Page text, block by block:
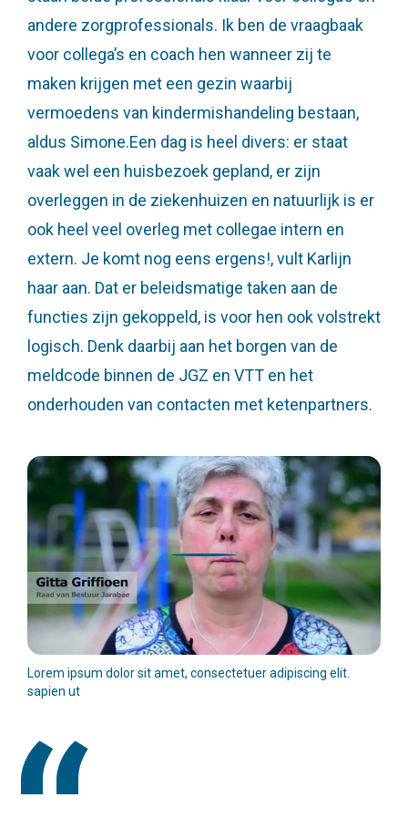
andere zorgprofessionals. Ik ben de vraagbaak
voor collega’s en coach hen wanneer zij te
maken krijgen met een gezin waarbij
vermoedens van kindermishandeling bestaan,
aldus Simone.Een dag is heel divers: er staat
vaak wel een huisbezoek gepland, er zijn
overleggen in de ziekenhuizen en natuurlijk is er
ook heel veel overleg met collegae intern en
extern. Je komt nog eens ergens!, vult Karlijn
haar aan. Dat er beleidsmatige taken aan de
functies zijn gekoppeld, is voor hen ook volstrekt
logisch. Denk daarbij aan het borgen van de
meldcode binnen de JGZ en VTT en het
onderhouden van contacten met ketenpartners.
Lorem ipsum dolor sit amet, consectetuer adipiscing elit.
sapien ut